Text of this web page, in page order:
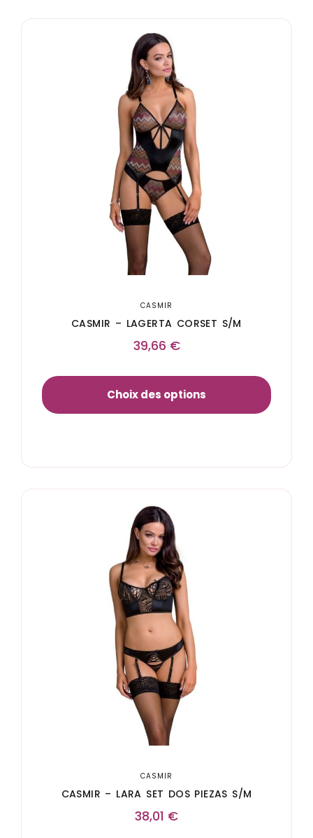
CASMIR
CASMIR – LAGERTA CORSET S/M
39,66 €
Choix des options
CASMIR
CASMIR – LARA SET DOS PIEZAS S/M
38,01 €